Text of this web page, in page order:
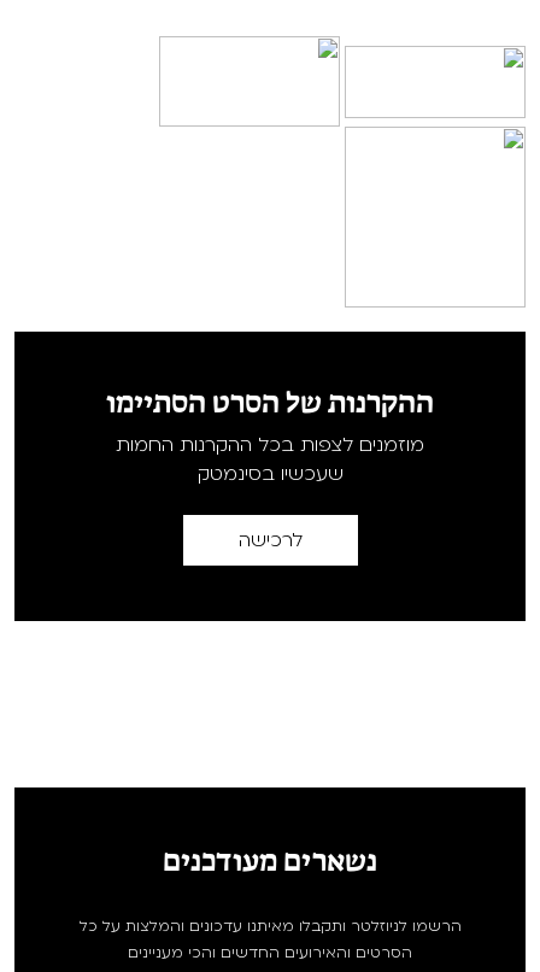
ההקרנות של הסרט הסתיימו
מוזמנים לצפות בכל ההקרנות החמות
שעכשיו בסינמטק
לרכישה
נשארים מעודכנים
הרשמו לניוזלטר ותקבלו מאיתנו עדכונים והמלצות על כל
הסרטים והאירועים החדשים והכי מעניינים